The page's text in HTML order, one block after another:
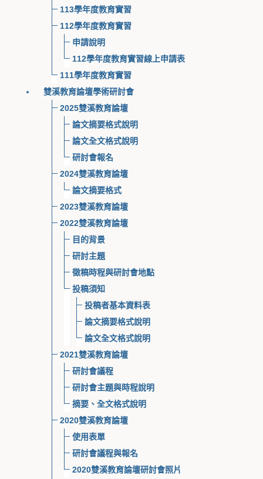
113學年度教育實習
112學年度教育實習
申請說明
112學年度教育實習線上申請表
111學年度教育實習
雙溪教育論壇學術研討會
2025雙溪教育論壇
論文摘要格式說明
論文全文格式說明
研討會報名
2024雙溪教育論壇
論文摘要格式
2023雙溪教育論壇
2022雙溪教育論壇
目的背景
研討主題
徵稿時程與研討會地點
投稿須知
投稿者基本資料表
論文摘要格式說明
論文全文格式說明
2021雙溪教育論壇
研討會議程
研討會主題與時程說明
摘要、全文格式說明
2020雙溪教育論壇
使用表單
研討會議程與報名
2020雙溪教育論壇研討會照片